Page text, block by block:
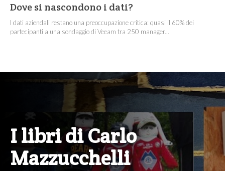
Dove si nascondono i dati?
I dati aziendali restano una preoccupazione critica: quasi il 60% dei
partecipanti a una sondaggio di Veeam tra 250 manager...
I libri di Carlo
Mazzucchelli